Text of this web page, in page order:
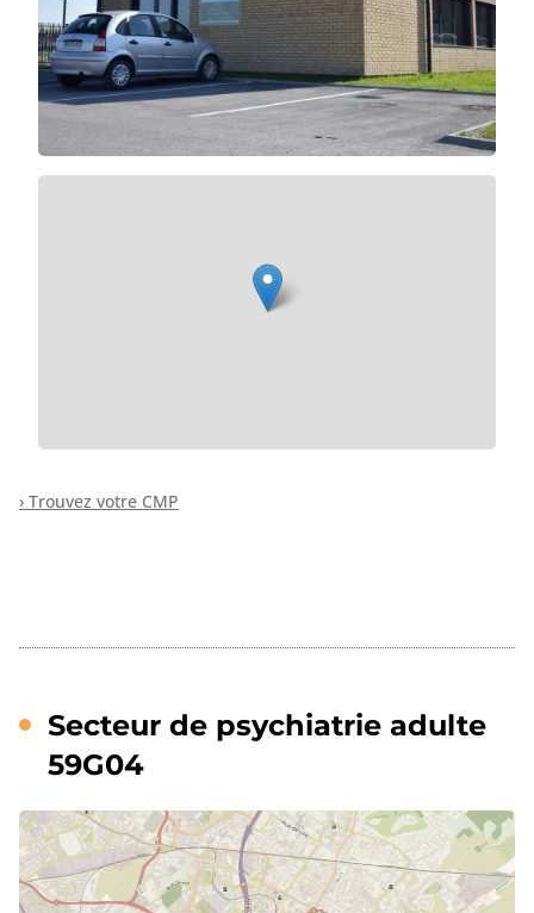
› Trouvez votre CMP
Secteur de psychiatrie adulte
59G04